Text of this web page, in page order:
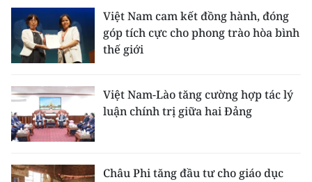
Việt Nam cam kết đồng hành, đóng
góp tích cực cho phong trào hòa bình
thế giới
Việt Nam-Lào tăng cường hợp tác lý
luận chính trị giữa hai Đảng
Châu Phi tăng đầu tư cho giáo dục